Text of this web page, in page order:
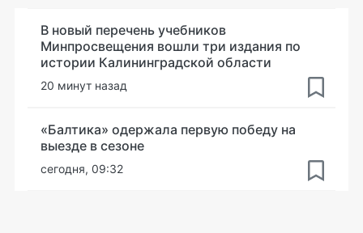
В новый перечень учебников
Минпросвещения вошли три издания по
истории Калининградской области
20 минут назад
«Балтика» одержала первую победу на
выезде в сезоне
сегодня, 09:32